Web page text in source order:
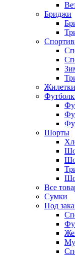
Бриджи
Жилетки
Шорты
Все
Сумки
Под